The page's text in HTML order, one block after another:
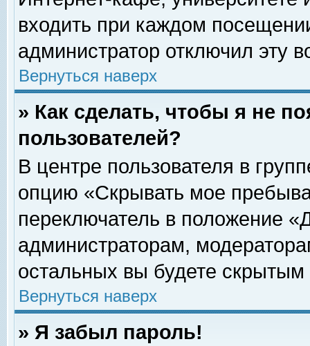
входить при каждом
администратор отключил эту
Вернуться наверх
» Как сделать, чтобы я не
пользователей?
В центре пользователя в
опцию «Скрывать мое
переключатель в положение
администраторам,
остальных вы будете скрытым
Вернуться наверх
» Я забыл пароль!